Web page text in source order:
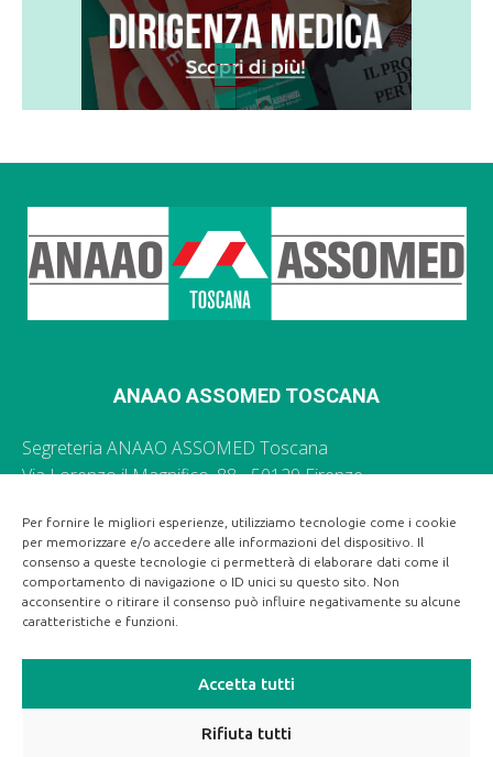
Per fornire le migliori esperienze, utilizziamo tecnologie come i cookie
per memorizzare e/o accedere alle informazioni del dispositivo. Il
consenso a queste tecnologie ci permetterà di elaborare dati come il
comportamento di navigazione o ID unici su questo sito. Non
acconsentire o ritirare il consenso può influire negativamente su alcune
caratteristiche e funzioni.
Accetta tutti
Rifiuta tutti
ANAAO ASSOMED TOSCANA
Segreteria ANAAO ASSOMED Toscana
Via Lorenzo il Magnifico, 88 - 50129 Firenze
Ufficio Stampa Regionale ANAAO ASSOMED Toscana
055 496035 - segr.toscana@anaao.it